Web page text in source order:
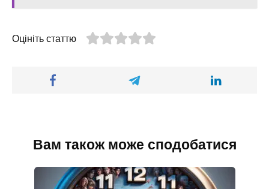
Оцініть статтю
Вам також може сподобатися